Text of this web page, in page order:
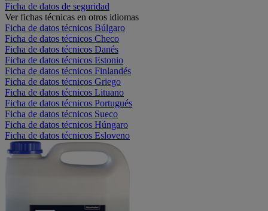
Ficha de datos de seguridad
Ver fichas técnicas en otros idiomas
Ficha de datos técnicos Búlgaro
Ficha de datos técnicos Checo
Ficha de datos técnicos Danés
Ficha de datos técnicos Estonio
Ficha de datos técnicos Finlandés
Ficha de datos técnicos Griego
Ficha de datos técnicos Lituano
Ficha de datos técnicos Portugués
Ficha de datos técnicos Sueco
Ficha de datos técnicos Húngaro
Ficha de datos técnicos Esloveno